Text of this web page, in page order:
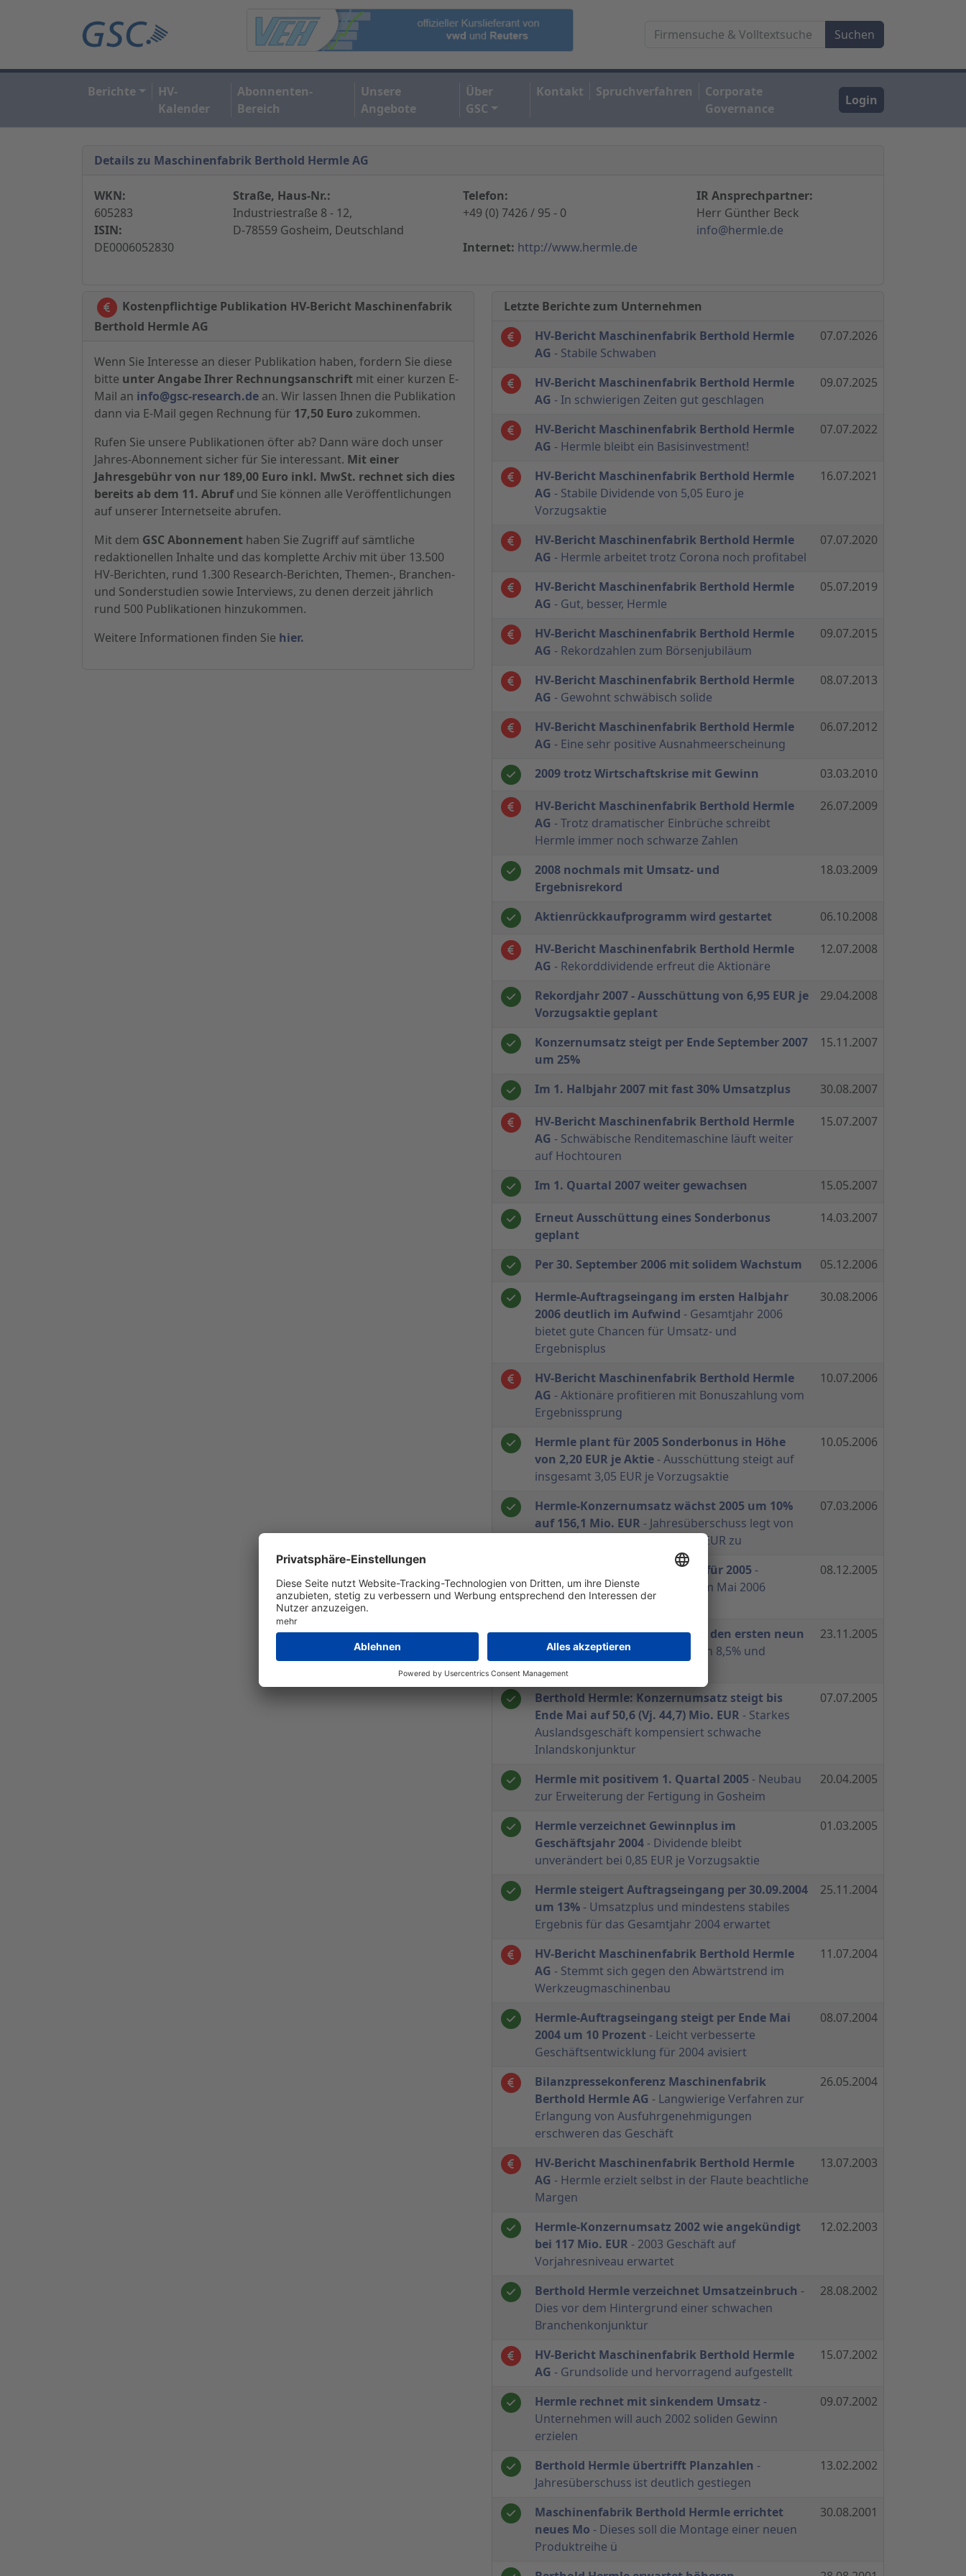
Berichte
HV-
Kalender
Abonnenten-
Bereich
Unsere
Angebote
Über
GSC
Kontakt Spruchverfahren
Corporate
Governance
Login
Details zu Maschinenfabrik Berthold Hermle AG
WKN:
605283
ISIN:
DE0006052830
Straße, Haus-Nr.:
Industriestraße 8 - 12,
D-78559 Gosheim, Deutschland
Telefon:
+49 (0) 7426 / 95 - 0
Internet: http://www.hermle.de
IR Ansprechpartner:
Herr Günther Beck
info@hermle.de
Kostenpflichtige Publikation HV-Bericht Maschinenfabrik
Berthold Hermle AG
Wenn Sie Interesse an dieser Publikation haben, fordern Sie diese
bitte unter Angabe Ihrer Rechnungsanschrift mit einer kurzen E-
Mail an info@gsc-research.de an. Wir lassen Ihnen die Publikation
dann via E-Mail gegen Rechnung für 17,50 Euro zukommen.
Rufen Sie unsere Publikationen öfter ab? Dann wäre doch unser
Jahres-Abonnement sicher für Sie interessant. Mit einer
Jahresgebühr von nur 189,00 Euro inkl. MwSt. rechnet sich dies
bereits ab dem 11. Abrufund Sie können alle Veröffentlichungen
auf unserer Internetseite abrufen.
Mit dem GSC Abonnement haben Sie Zugriff auf sämtliche
redaktionellen Inhalte und das komplette Archiv mit über 13.500
HV-Berichten, rund 1.300 Research-Berichten, Themen-, Branchen-
und Sonderstudien sowie Interviews, zu denen derzeit jährlich
rund 500 Publikationen hinzukommen.
Weitere Informationen finden Sie hier.
Letzte Berichte zum Unternehmen
HV-Bericht Maschinenfabrik Berthold Hermle
AG - Stabile Schwaben
07.07.2026
HV-Bericht Maschinenfabrik Berthold Hermle
AG - In schwierigen Zeiten gut geschlagen
09.07.2025
HV-Bericht Maschinenfabrik Berthold Hermle
AG - Hermle bleibt ein Basisinvestment!
07.07.2022
HV-Bericht Maschinenfabrik Berthold Hermle
AG - Stabile Dividende von 5,05 Euro je
Vorzugsaktie
16.07.2021
HV-Bericht Maschinenfabrik Berthold Hermle
AG - Hermle arbeitet trotz Corona noch profitabel
07.07.2020
HV-Bericht Maschinenfabrik Berthold Hermle
AG - Gut, besser, Hermle
05.07.2019
HV-Bericht Maschinenfabrik Berthold Hermle
AG - Rekordzahlen zum Börsenjubiläum
09.07.2015
HV-Bericht Maschinenfabrik Berthold Hermle
AG - Gewohnt schwäbisch solide
08.07.2013
HV-Bericht Maschinenfabrik Berthold Hermle
AG - Eine sehr positive Ausnahmeerscheinung
06.07.2012
2009 trotz Wirtschaftskrise mit Gewinn 03.03.2010
HV-Bericht Maschinenfabrik Berthold Hermle
AG - Trotz dramatischer Einbrüche schreibt
Hermle immer noch schwarze Zahlen
26.07.2009
2008 nochmals mit Umsatz- und
Ergebnisrekord
18.03.2009
Aktienrückkaufprogramm wird gestartet 06.10.2008
HV-Bericht Maschinenfabrik Berthold Hermle
AG - Rekorddividende erfreut die Aktionäre
12.07.2008
Rekordjahr 2007 - Ausschüttung von 6,95 EUR je
Vorzugsaktie geplant
29.04.2008
Konzernumsatz steigt per Ende September 2007
um 25%
15.11.2007
Im 1. Halbjahr 2007 mit fast 30% Umsatzplus 30.08.2007
HV-Bericht Maschinenfabrik Berthold Hermle
AG - Schwäbische Renditemaschine läuft weiter
auf Hochtouren
15.07.2007
Im 1. Quartal 2007 weiter gewachsen 15.05.2007
Erneut Ausschüttung eines Sonderbonus
geplant
14.03.2007
Per 30. September 2006 mit solidem Wachstum 05.12.2006
Hermle-Auftragseingang im ersten Halbjahr
2006 deutlich im Aufwind - Gesamtjahr 2006
bietet gute Chancen für Umsatz- und
Ergebnisplus
30.08.2006
HV-Bericht Maschinenfabrik Berthold Hermle
AG - Aktionäre profitieren mit Bonuszahlung vom
Ergebnissprung
10.07.2006
Hermle plant für 2005 Sonderbonus in Höhe
von 2,20 EUR je Aktie- Ausschüttung steigt auf
insgesamt 3,05 EUR je Vorzugsaktie
10.05.2006
Hermle-Konzernumsatz wächst 2005 um 10%
auf 156,1 Mio. EUR - Jahresüberschuss legt von
12,3 Mio. EUR auf über 16 Mio. EUR zu
07.03.2006
Berthold Hermle plant Bonus für 2005-
Ausschüttungsvorschlag wird im Mai 2006
festgelegt
08.12.2005
Hermle: Solide Entwicklung in den ersten neun
Monaten 2005- Umsatzplus von 8,5% und
Ergebnissteigerung erzielt
23.11.2005
Berthold Hermle: Konzernumsatz steigt bis
Ende Mai auf 50,6 (Vj. 44,7) Mio. EUR - Starkes
Auslandsgeschäft kompensiert schwache
Inlandskonjunktur
07.07.2005
Hermle mit positivem 1. Quartal 2005 - Neubau
zur Erweiterung der Fertigung in Gosheim
20.04.2005
Hermle verzeichnet Gewinnplus im
Geschäftsjahr 2004- Dividende bleibt
unverändert bei 0,85 EUR je Vorzugsaktie
01.03.2005
Hermle steigert Auftragseingang per 30.09.2004
um 13% - Umsatzplus und mindestens stabiles
Ergebnis für das Gesamtjahr 2004 erwartet
25.11.2004
HV-Bericht Maschinenfabrik Berthold Hermle
AG - Stemmt sich gegen den Abwärtstrend im
Werkzeugmaschinenbau
11.07.2004
Hermle-Auftragseingang steigt per Ende Mai
2004 um 10 Prozent - Leicht verbesserte
Geschäftsentwicklung für 2004 avisiert
08.07.2004
Bilanzpressekonferenz Maschinenfabrik
Berthold Hermle AG - Langwierige Verfahren zur
Erlangung von Ausfuhrgenehmigungen
erschweren das Geschäft
26.05.2004
HV-Bericht Maschinenfabrik Berthold Hermle
AG - Hermle erzielt selbst in der Flaute beachtliche
Margen
13.07.2003
Hermle-Konzernumsatz 2002 wie angekündigt
bei 117 Mio. EUR - 2003 Geschäft auf
Vorjahresniveau erwartet
12.02.2003
Berthold Hermle verzeichnet Umsatzeinbruch -
Dies vor dem Hintergrund einer schwachen
Branchenkonjunktur
28.08.2002
HV-Bericht Maschinenfabrik Berthold Hermle
AG - Grundsolide und hervorragend aufgestellt
15.07.2002
Hermle rechnet mit sinkendem Umsatz -
Unternehmen will auch 2002 soliden Gewinn
erzielen
09.07.2002
Berthold Hermle übertrifft Planzahlen -
Jahresüberschuss ist deutlich gestiegen
13.02.2002
Maschinenfabrik Berthold Hermle errichtet
neues Mo - Dieses soll die Montage einer neuen
Produktreihe ü
30.08.2001